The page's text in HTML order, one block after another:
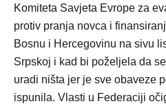
Komiteta Savjeta Evrope za
protiv pranja novca i
Bosnu i Hercegovinu na sivu
Srpskoj i kad bi poželjela da
uradi ništa jer je sve obaveze
ispunila. Vlasti u Federaciji